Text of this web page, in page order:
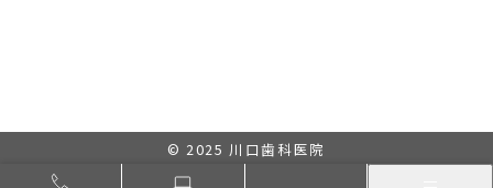
© 2025 川口歯科医院